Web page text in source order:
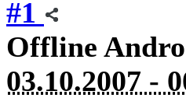
#1
Offline
03.10.2007 -